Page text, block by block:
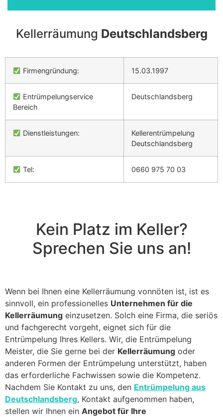
Kellerräumung Deutschlandsberg
Firmengründung: 15.03.1997
Entrümpelungservice
Bereich
Deutschlandsberg
Dienstleistungen:
Kellerentrümpelung
Deutschlandsberg
Tel: 0660 975 70 03
Kein Platz im Keller?
Sprechen Sie uns an!
Wenn bei Ihnen eine Kellerräumung vonnöten ist, ist es
sinnvoll, ein professionelles Unternehmen für die
Kellerräumung einzusetzen. Solch eine Firma, die seriös
und fachgerecht vorgeht, eignet sich für die
Entrümpelung Ihres Kellers. Wir, die Entrümpelung
Meister, die Sie gerne bei der Kellerräumung oder
anderen Formen der Entrümpelung unterstützt, haben
das erforderliche Fachwissen sowie die Kompetenz.
Nachdem Sie Kontakt zu uns, den Entrümpelung aus
Deutschlandsberg, Kontakt aufgenommen haben,
stellen wir Ihnen ein Angebot für Ihre